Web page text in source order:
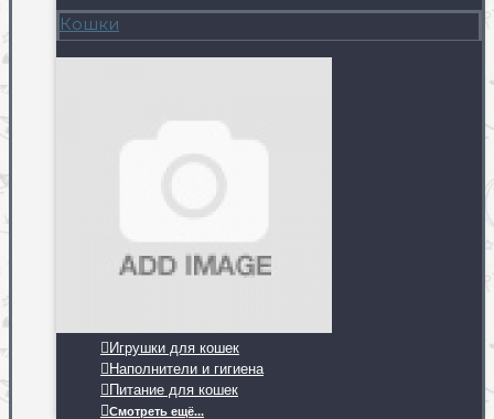
Кошки
Игрушки для кошек
Наполнители и гигиена
Питание для кошек
Смотреть ещё...